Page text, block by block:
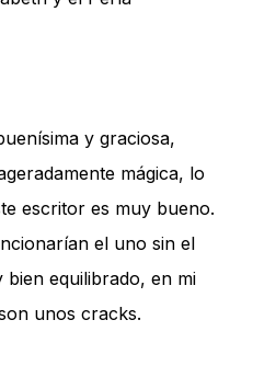
y graciosa,
mágica, lo
escritor es muy bueno.
el uno sin el
equilibrado, en mi
unos cracks.